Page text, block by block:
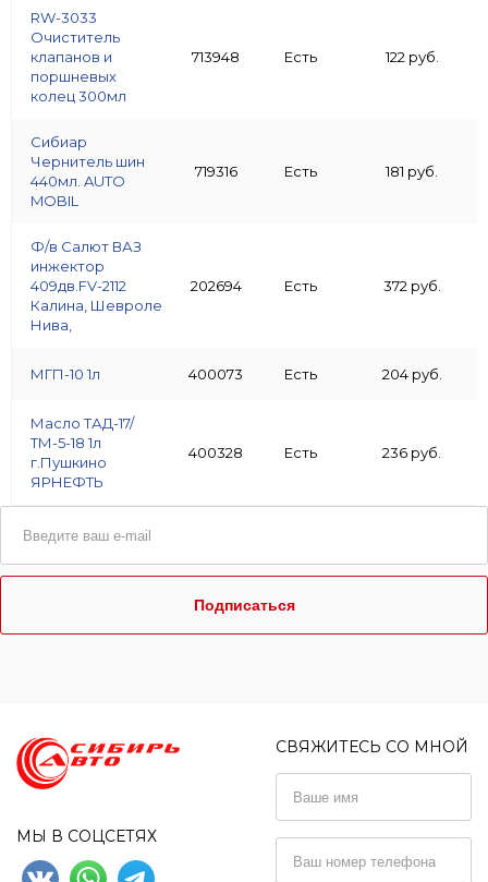
RW-3033
Очиститель
клапанов и
поршневых
колец 300мл
Сибиар
Чернитель шин
440мл. AUTO
MOBIL
Ф/в Салют ВАЗ
инжектор
409дв.FV-2112
Калина, Шевроле
Нива,
МГП-10 1л
Масло ТАД-17/
ТМ-5-18 1л
г.Пушкино
ЯРНЕФТЬ
713948 Есть 122 руб.
719316 Есть 181 руб.
202694 Есть 372 руб.
400073 Есть 204 руб.
400328 Есть 236 руб.
Подписаться
МЫ В СОЦСЕТЯХ
СВЯЖИТЕСЬ СО МНОЙ